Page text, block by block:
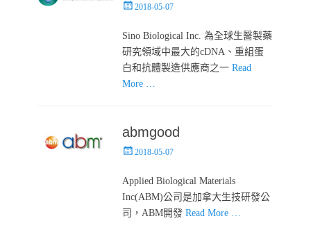
Posted2018-05-07
Sino Biological Inc. 為全球生醫製藥
研究領域中最大的cDNA、重組蛋
白和抗體製造供應商之一Read
More …
abmgood
Posted2018-05-07
Applied Biological Materials
Inc(ABM)公司是加拿大生技研發公
司，ABM開發Read More …